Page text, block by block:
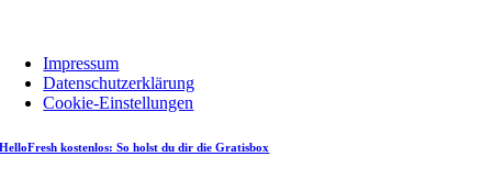
Impressum
Datenschutzerklärung
Cookie-Einstellungen
HelloFresh kostenlos: So holst du dir die Gratisbox